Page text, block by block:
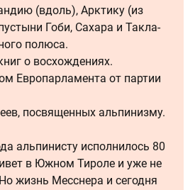
(вдоль), Арктику (из
Гоби, Сахара и Такла-
полюса.
о восхождениях.
Европарламента от партии
посвященных альпинизму.
альпинисту исполнилось 80
в Южном Тироле и уже не
жизнь Месснера и сегодня